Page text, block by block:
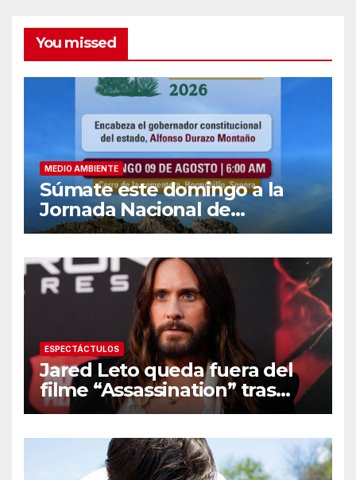
You missed
MEDIO AMBIENTE
Súmate este domingo a la
Jornada Nacional de
Reforestación 2026
ESPECTÁCTULOS
Jared Leto queda fuera del
filme “Assassination” tras
resurgir denuncias de